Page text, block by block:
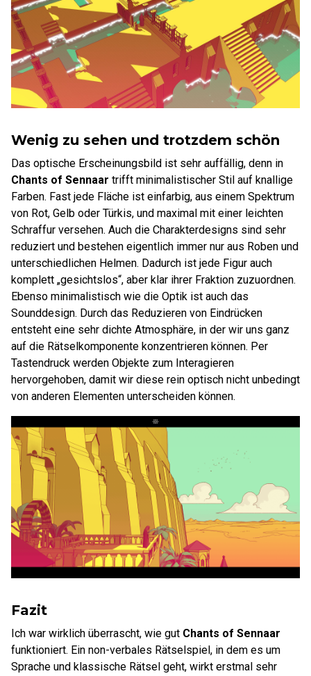
Wenig zu sehen und trotzdem schön
Das optische Erscheinungsbild ist sehr auffällig, denn in
Chants of Sennaar trifft minimalistischer Stil auf knallige
Farben. Fast jede Fläche ist einfarbig, aus einem Spektrum
von Rot, Gelb oder Türkis, und maximal mit einer leichten
Schraffur versehen. Auch die Charakterdesigns sind sehr
reduziert und bestehen eigentlich immer nur aus Roben und
unterschiedlichen Helmen. Dadurch ist jede Figur auch
komplett „gesichtslos“, aber klar ihrer Fraktion zuzuordnen.
Ebenso minimalistisch wie die Optik ist auch das
Sounddesign. Durch das Reduzieren von Eindrücken
entsteht eine sehr dichte Atmosphäre, in der wir uns ganz
auf die Rätselkomponente konzentrieren können. Per
Tastendruck werden Objekte zum Interagieren
hervorgehoben, damit wir diese rein optisch nicht unbedingt
von anderen Elementen unterscheiden können.
Fazit
Ich war wirklich überrascht, wie gut Chants of Sennaar
funktioniert. Ein non-verbales Rätselspiel, in dem es um
Sprache und klassische Rätsel geht, wirkt erstmal sehr